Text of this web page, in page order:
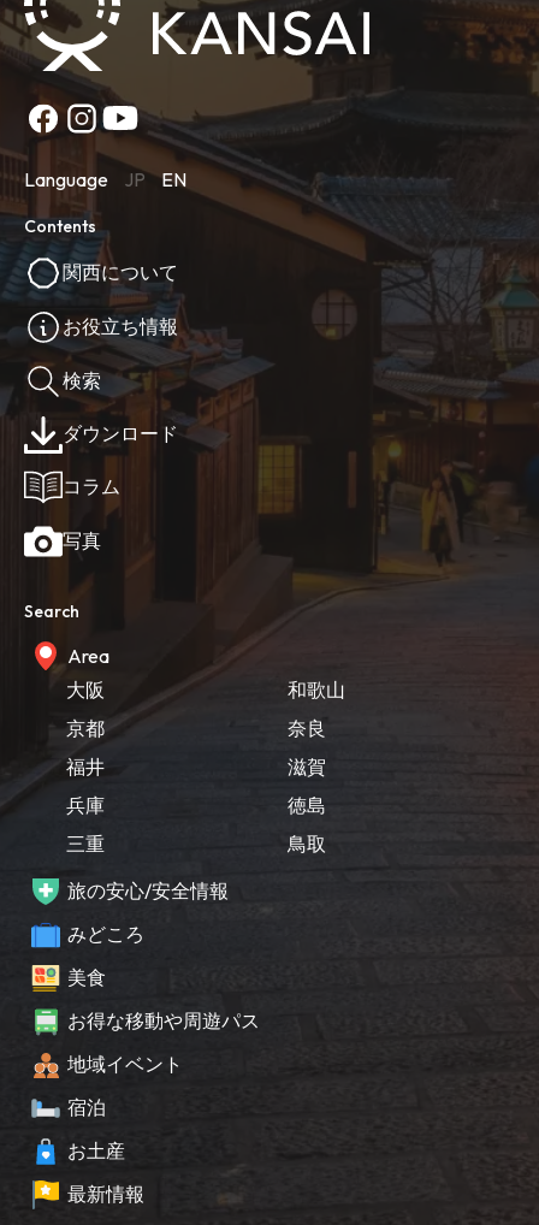
Language JP EN
Contents
関西について
お役立ち情報
検索
ダウンロード
コラム
写真
Search
Area
大阪
京都
福井
兵庫
三重
和歌山
奈良
滋賀
徳島
鳥取
旅の安心/安全情報
みどころ
美食
お得な移動や周遊パス
地域イベント
宿泊
お土産
最新情報